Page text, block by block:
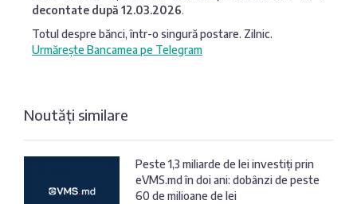
decontate după 12.03.2026.
Totul despre bănci, într-o singură postare. Zilnic.
Urmărește Bancamea pe Telegram
Noutăți similare
Peste 1,3 miliarde de lei investiți prin
eVMS.md în doi ani: dobânzi de peste
60 de milioane de lei